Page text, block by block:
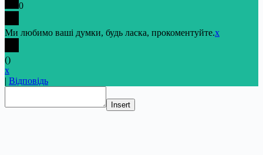
0
Ми любимо ваші думки, будь ласка, прокоментуйте.x
()
x
| Відповідь
Insert